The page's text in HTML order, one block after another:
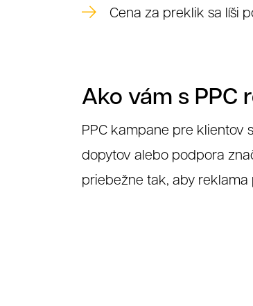
O nás
Cena za preklik sa líši
Ako vám s PPC
PPC kampane pre klientov
dopytov alebo podpora
priebežne tak, aby reklama